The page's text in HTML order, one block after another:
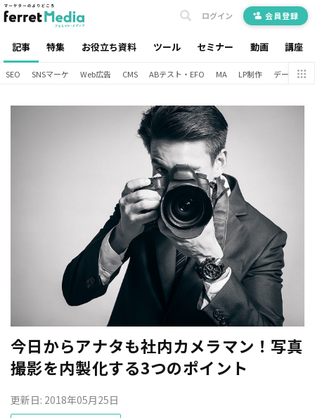
記事 特集 お役立ち資料 ツール セミナー 動画 講座
ログイン 会員登録
SEO SNSマーケ Web広告 CMS ABテスト・EFO MA LP制作 データ分析
今日からアナタも社内カメラマン！写真
撮影を内製化する3つのポイント
更新日: 2018年05月25日